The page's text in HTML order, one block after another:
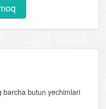
barcha butun yechimlari